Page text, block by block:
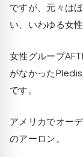
ですが、元々は
い、いわゆる女
女性グループ
がなかった
です。
アメリカでオー
のアーロン。